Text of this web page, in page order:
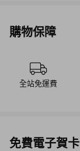
購物保障
全站免運費
免費電子賀卡